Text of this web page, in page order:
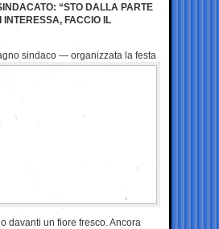
“STO DALLA PARTE
INTERESSA, FACCIO IL
sindaco — organizzata la festa
davanti un fiore fresco. Ancora